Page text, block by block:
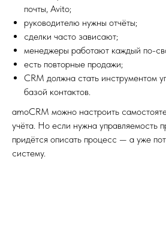
почты, Avito;
руководителю нужны отчёты;
сделки часто зависают;
менеджеры работают каждый по-
есть повторные продажи;
CRM должна стать инструментом
базой контактов.
amoCRM можно настроить
учёта. Но если нужна управляемость
придётся описать процесс — а уже
систему.